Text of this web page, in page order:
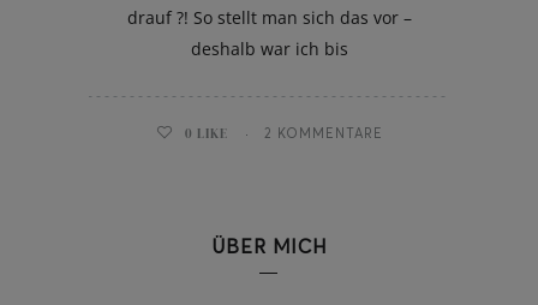
drauf ?! So stellt man sich das vor –
deshalb war ich bis
0 LIKE 2 KOMMENTARE
ÜBER MICH